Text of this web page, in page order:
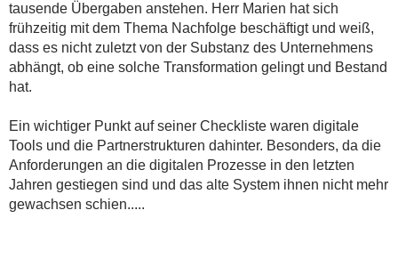
tausende Übergaben anstehen. Herr Marien hat sich
frühzeitig mit dem Thema Nachfolge beschäftigt und weiß,
dass es nicht zuletzt von der Substanz des Unternehmens
abhängt, ob eine solche Transformation gelingt und Bestand
hat.
Ein wichtiger Punkt auf seiner Checkliste waren digitale
Tools und die Partnerstrukturen dahinter. Besonders, da die
Anforderungen an die digitalen Prozesse in den letzten
Jahren gestiegen sind und das alte System ihnen nicht mehr
gewachsen schien.....